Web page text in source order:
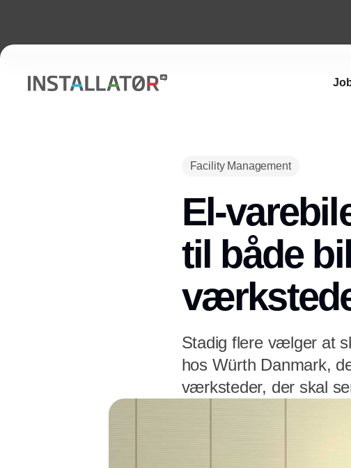
Facility Management
El-
til både
Stadig flere vælger at
hos Würth Danmark,
værksteder, der skal